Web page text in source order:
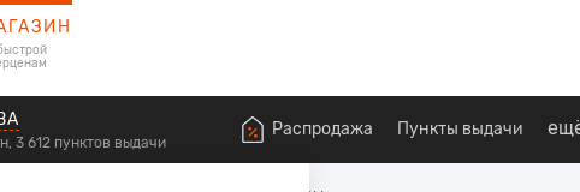
3 612 пунктов выдачи
Распродажа Пункты выдачи